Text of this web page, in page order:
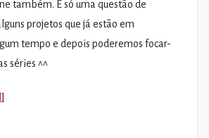
também. É só uma questão de
projetos que já estão em
tempo e depois poderemos focar-
séries ^^
]